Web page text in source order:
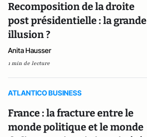
Recomposition de la droite
post présidentielle : la grande
illusion ?
Anita Hausser
1 min de lecture
ATLANTICO BUSINESS
France : la fracture entre le
monde politique et le monde